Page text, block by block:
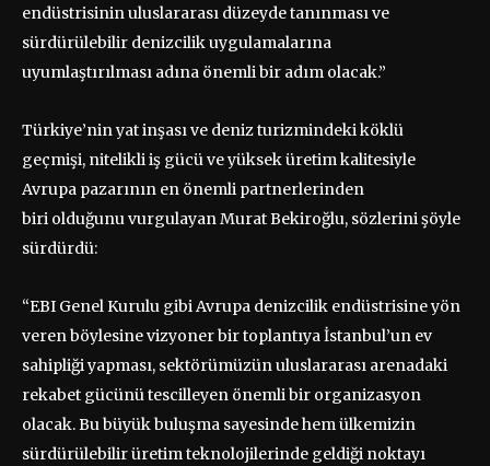
endüstrisinin uluslararası düzeyde tanınması ve
sürdürülebilir denizcilik uygulamalarına
uyumlaştırılması adına önemli bir adım olacak.”
Türkiye’nin yat inşası ve deniz turizmindeki köklü
geçmişi, nitelikli iş gücü ve yüksek üretim kalitesiyle
Avrupa pazarının en önemli partnerlerinden
biri olduğunu vurgulayan Murat Bekiroğlu, sözlerini şöyle
sürdürdü:
“EBI Genel Kurulu gibi Avrupa denizcilik endüstrisine yön
veren böylesine vizyoner bir toplantıya İstanbul’un ev
sahipliği yapması, sektörümüzün uluslararası arenadaki
rekabet gücünü tescilleyen önemli bir organizasyon
olacak. Bu büyük buluşma sayesinde hem ülkemizin
sürdürülebilir üretim teknolojilerinde geldiği noktayı